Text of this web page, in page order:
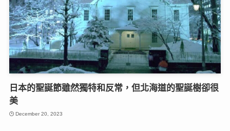
日本的聖誕節雖然獨特和反常，但北海道的聖誕樹卻很
美
December 20, 2023